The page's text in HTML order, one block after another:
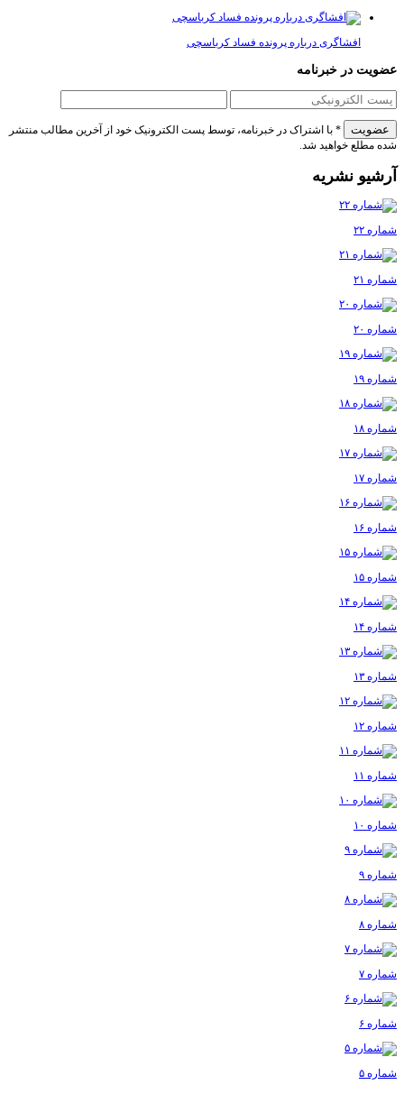
افشاگری درباره پرونده فساد کرباسچی
عضویت در خبرنامه
* با اشتراک در خبرنامه، توسط پست الکترونیک خود از آخرین مطالب منتشر
شده مطلع خواهید شد.
آرشیو نشریه
شماره ۲۲
شماره ۲۱
شماره ۲۰
شماره ۱۹
شماره ۱۸
شماره ۱۷
شماره ۱۶
شماره ۱۵
شماره ۱۴
شماره ۱۳
شماره ۱۲
شماره ۱۱
شماره ۱۰
شماره ۹
شماره ۸
شماره ۷
شماره ۶
شماره ۵